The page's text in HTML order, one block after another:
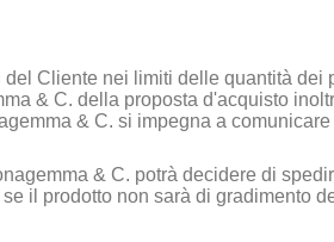
Cliente nei limiti delle quantità dei
& C. della proposta d'acquisto
& C. si impegna a
& C. potrà decidere di
il prodotto non sarà di gradimento